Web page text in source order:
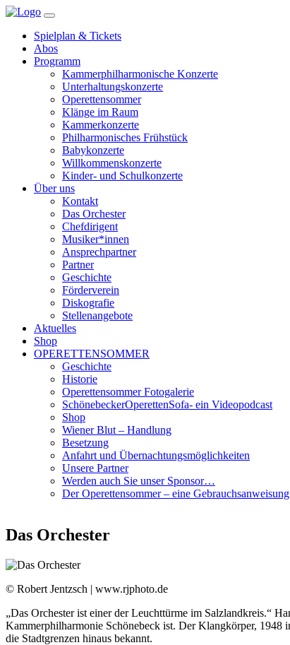
Spielplan & Tickets
Abos
Programm
Kammerphilharmonische Konzerte
Unterhaltungskonzerte
Operettensommer
Klänge im Raum
Kammerkonzerte
Philharmonisches Frühstück
Babykonzerte
Willkommenskonzerte
Kinder- und Schulkonzerte
Über uns
Kontakt
Das Orchester
Chefdirigent
Musiker*innen
Ansprechpartner
Partner
Geschichte
Förderverein
Diskografie
Stellenangebote
Aktuelles
Shop
OPERETTENSOMMER
Geschichte
Historie
Operettensommer Fotogalerie
SchönebeckerOperettenSofa- ein Videopodcast
Shop
Wiener Blut – Handlung
Besetzung
Anfahrt und Übernachtungsmöglichkeiten
Unsere Partner
Werden auch Sie unser Sponsor…
Der Operettensommer – eine
Das Orchester
© Robert Jentzsch | www.rjphoto.de
„Das Orchester ist einer der Leuchttürme im Salzlandkreis.“
Kammerphilharmonie Schönebeck ist. Der Klangkörper, 1948
die Stadtgrenzen hinaus bekannt.